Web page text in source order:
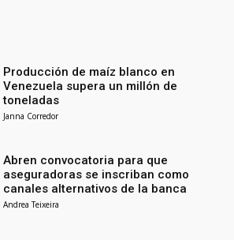
Producción de maíz blanco en
Venezuela supera un millón de
toneladas
Janna Corredor
Abren convocatoria para que
aseguradoras se inscriban como
canales alternativos de la banca
Andrea Teixeira